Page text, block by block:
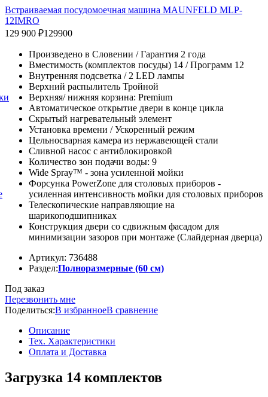
Встраиваемая посудомоечная машина MAUNFELD MLP-
12IMRO
129 900 ₽129900
Произведено в Словении / Гарантия 2 года
Вместимость (комплектов посуды) 14 / Программ 12
Внутренняя подсветка / 2 LED лампы
Верхний распылитель Тройной
Верхняя/ нижняя корзина: Premium
Автоматическое открытие двери в конце цикла
Скрытый нагревательный элемент
Установка времени / Ускоренный режим
Цельносварная камера из нержавеющей стали
Сливной насос с антиблокировкой
Количество зон подачи воды: 9
Wide Spray™ - зона усиленной мойки
Форсунка PowerZone для столовых приборов -
усиленная интенсивность мойки для столовых приборов
Телескопические направляющие на
шарикоподшипниках
Конструкция двери со сдвижным фасадом для
минимизации зазоров при монтаже (Слайдерная дверца)
Артикул: 736488
Раздел:Полноразмерные (60 см)
Под заказ
Перезвонить мне
Поделиться:В избранноеВ сравнение
Описание
Тех. Характеристики
Оплата и Доставка
Загрузка 14 комплектов